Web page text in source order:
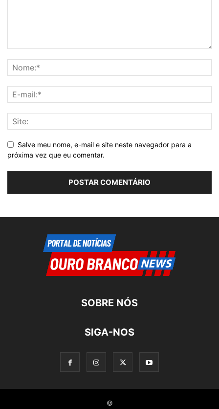
Salve meu nome, e-mail e site neste navegador para a
próxima vez que eu comentar.
SOBRE NÓS
SIGA-NOS
©